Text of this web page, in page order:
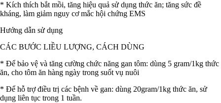
* Kích thích bắt mồi, tăng hiệu quả sử dụng thức ăn; tăng sức đề
kháng, làm giảm nguy cơ mắc hội chứng EMS
Hướng dẫn sử dụng
CÁC BƯỚC LIỀU LƯỢNG, CÁCH DÙNG
* Để bảo vệ và tăng cường chức năng gan tôm: dùng 5 gram/1kg thức
ăn, cho tôm ăn hàng ngày trong suốt vụ nuôi
* Để hỗ trợ điều trị các bệnh về gan: dùng 20gram/1kg thức ăn, sử
dụng liên tục trong 1 tuần.